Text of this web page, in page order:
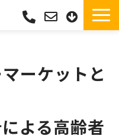
ーケットと
よる高齢者